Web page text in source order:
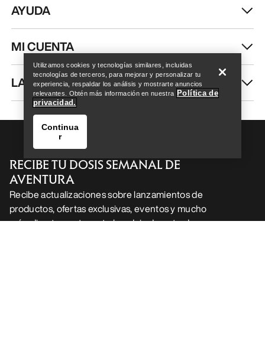
Help
AYUDA
MI CUENTA
LAVA Y REPARA
RECIBE TU DOSIS SEMANAL DE
AVENTURA
Recibe actualizaciones sobre lanzamientos de
productos, ofertas exclusivas, eventos y mucho
más, directamente en tu bandeja de entrada.
Utilizamos cookies y tecnologías similares, incluidas
tecnologías de terceros, para mejorar y personalizar tu
experiencia, respaldar los análisis y mostrarte anuncios
relevantes. Obtén más información en nuestra Política de
privacidad.
Continua
r